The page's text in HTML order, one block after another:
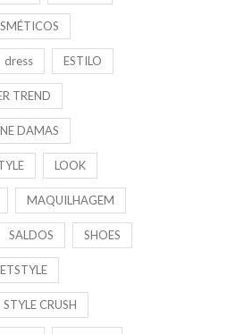
dress ESTILO
TREND
DAMAS
LOOK
MAQUILHAGEM
SALDOS SHOES
STYLE CRUSH